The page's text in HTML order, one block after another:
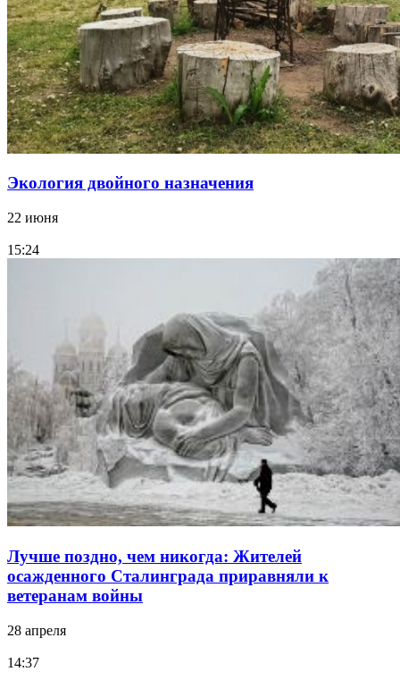
Экология двойного назначения
22 июня
15:24
Лучше поздно, чем никогда: Жителей
осажденного Сталинграда приравняли к
ветеранам войны
28 апреля
14:37